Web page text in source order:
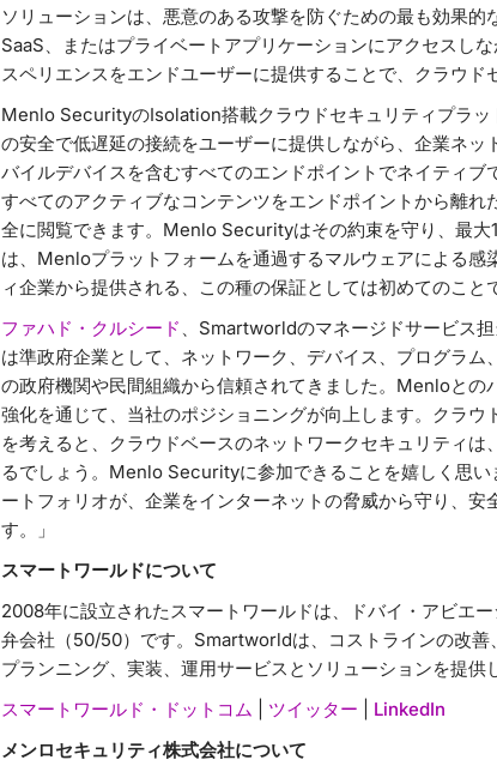
ソリューションは、悪意のある攻撃を防ぐための最も効果的
SaaS、またはプライベートアプリケーションにアクセスし
スペリエンスをエンドユーザーに提供することで、クラウド
Menlo SecurityのIsolation搭載クラウドセキュリティプラ
の安全で低遅延の接続をユーザーに提供しながら、企業ネ
バイルデバイスを含むすべてのエンドポイントでネイティブ
すべてのアクティブなコンテンツをエンドポイントから離
全に閲覧できます。Menlo Securityはその約束を守り、最
は、Menloプラットフォームを通過するマルウェアによる
ィ企業から提供される、この種の保証としては初めてのこと
ファハド・クルシード 、Smartworldのマネージドサービス
は準政府企業として、ネットワーク、デバイス、プログラ
の政府機関や民間組織から信頼されてきました。Menloと
強化を通じて、当社のポジショニングが向上します。クラ
を考えると、クラウドベースのネットワークセキュリティ
るでしょう。Menlo Securityに参加できることを嬉しく思
ートフォリオが、企業をインターネットの脅威から守り、
す。」
スマートワールドについて
2008年に設立されたスマートワールドは、ドバイ・アビエ
弁会社（50/50）です。Smartworldは、コストラインの改
プランニング、実装、運用サービスとソリューションを提供
スマートワールド・ドットコム
ツイッター
LinkedIn
メンロセキュリティ株式会社について